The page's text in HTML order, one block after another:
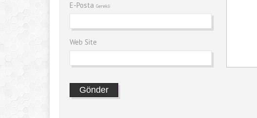
E-Posta Gerekli
Web Site